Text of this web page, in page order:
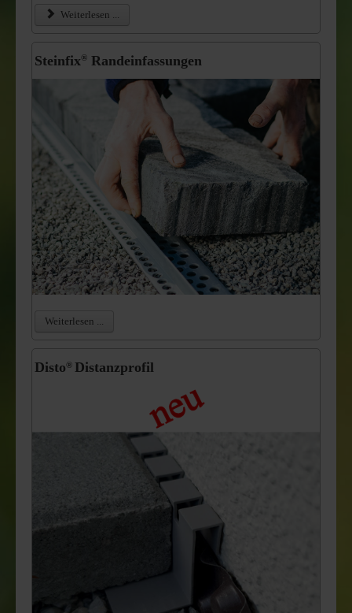
Weiterlesen ...
Steinfix® Randeinfassungen
Weiterlesen ...
Disto® Distanzprofil